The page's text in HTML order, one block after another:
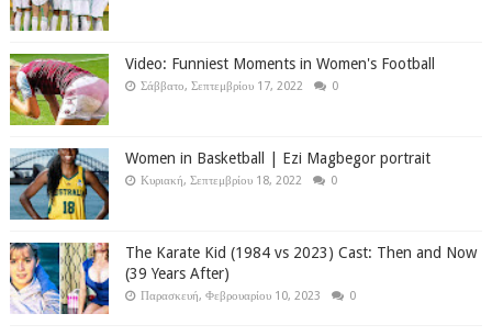
Video: Funniest Moments in Women's Football
Σάββατο, Σεπτεμβρίου 17, 2022 0
Women in Basketball | Ezi Magbegor portrait
Κυριακή, Σεπτεμβρίου 18, 2022 0
The Karate Kid (1984 vs 2023) Cast: Then and Now
(39 Years After)
Παρασκευή, Φεβρουαρίου 10, 2023 0